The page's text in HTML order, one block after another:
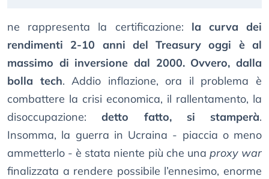
ne rappresenta la certificazione: la curva dei
rendimenti 2-10 anni del Treasury oggi è al
massimo di inversione dal 2000. Ovvero, dalla
bolla tech. Addio inflazione, ora il problema è
combattere la crisi economica, il rallentamento, la
disoccupazione:detto fatto, si stamperà.
Insomma, la guerra in Ucraina - piaccia o meno
ammetterlo - è stata niente più che una proxy war
finalizzata a rendere possibile l’ennesimo, enorme